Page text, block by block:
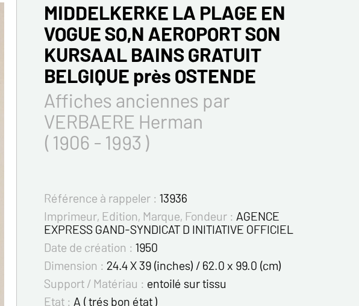
MIDDELKERKE LA PLAGE EN
VOGUE SO,N AEROPORT SON
KURSAAL BAINS GRATUIT
BELGIQUE près OSTENDE
Affiches anciennes par
VERBAERE Herman
( 1906 - 1993 )
Référence à rappeler : 13936
Imprimeur, Edition, Marque, Fondeur : AGENCE
EXPRESS GAND-SYNDICAT D INITIATIVE OFFICIEL
Date de création : 1950
Dimension : 24.4 X 39 (inches) / 62.0 x 99.0 (cm)
Support / Matériau : entoilé sur tissu
Etat : A ( trés bon état )